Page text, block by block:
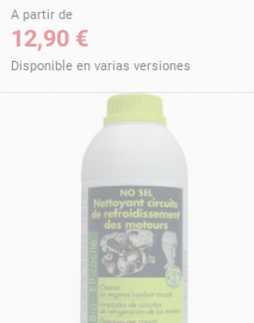
A partir de
12,90 €
Disponible en varias versiones